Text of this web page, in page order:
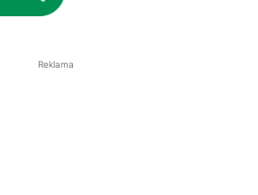
Reklama